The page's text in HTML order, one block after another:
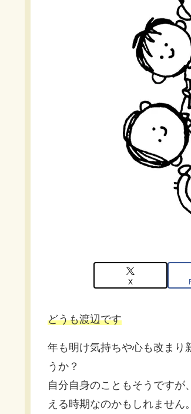
X
どうも渡辺です
年も明け気持ちや心も改まり
うか？
自分自身のこともそうです
える時期なのかもしれません。